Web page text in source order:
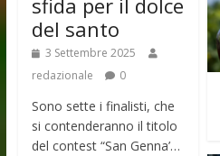
sfida per il dolce
del santo
3 Settembre 2025
redazionale
0
Sono sette i finalisti, che
si contenderanno il titolo
del contest “San Genna’…